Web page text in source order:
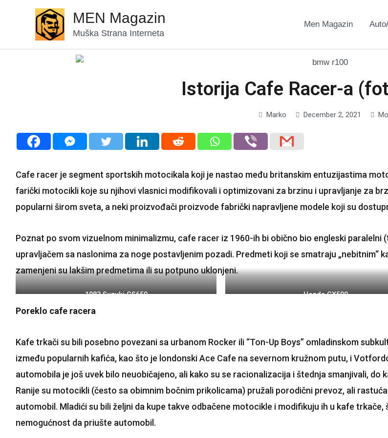
MEN Magazin
Muška Strana Interneta
Men Magazin
Istorija Cafe Racer-a
Marko December 2, 2021
Cafe racer je segment sportskih motocikala koji je nastao među britanskim entuzijastima
farički motocikli koje su njihovi vlasnici modifikovali i optimizovani za brzinu i upravljanje za
popularni širom sveta, a neki proizvođači proizvode fabrički napravljene modele koji su
Poznat po svom vizuelnom minimalizmu, cafe racer iz 1960-ih bi obično bio engleski
upravljačem sa naslonima za noge postavljenim pozadi. Predmeti koji se smatraju „nebitnim“
zamenjeni su lakšim predmetima ili su potpuno uklonjeni.
1983 Suzuki GS650 Honda CX500
Poreklo cafe racera
Kafe trkači su bili posebno povezani sa urbanom Rocker ili “Ton-Up Boys” omladinskom
između popularnih kafića, kao što je londonski Ace Cafe na severnom kružnom putu, i
automobila je još uvek bilo neuobičajeno, ali kako su se racionalizacija i štednja smanjivali,
Ranije su motocikli (često sa obimnim bočnim prikolicama) pružali porodični prevoz, ali
automobil. Mladići su bili željni da kupe takve odbačene motocikle i modifikuju ih u kafe
nemogućnost da priušte automobil.